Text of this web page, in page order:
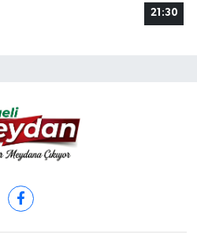
21:30